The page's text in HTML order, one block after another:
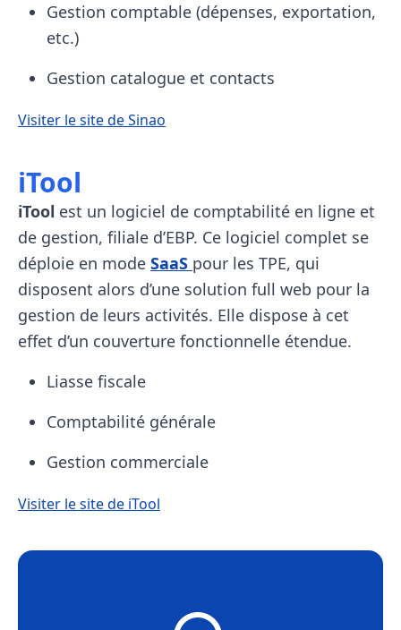
Gestion comptable (dépenses, exportation,
etc.)
Gestion catalogue et contacts
Visiter le site de Sinao
iTool
iTool est un logiciel de comptabilité en ligne et
de gestion, filiale d’EBP. Ce logiciel complet se
déploie en mode SaaS pour les TPE, qui
disposent alors d’une solution full web pour la
gestion de leurs activités. Elle dispose à cet
effet d’un couverture fonctionnelle étendue.
Liasse fiscale
Comptabilité générale
Gestion commerciale
Visiter le site de iTool